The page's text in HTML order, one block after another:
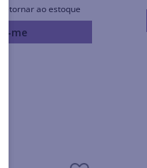
ao estoque
me